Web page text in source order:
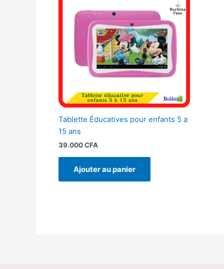
Tablette Éducatives pour enfants 5 a
15 ans
39.000CFA
Ajouter au panier